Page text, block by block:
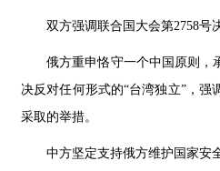
双方强调联合国大会第2758号
俄方重申恪守一个中国原则，
决反对任何形式的“台湾独立”，
采取的举措。
中方坚定支持俄方维护国家安